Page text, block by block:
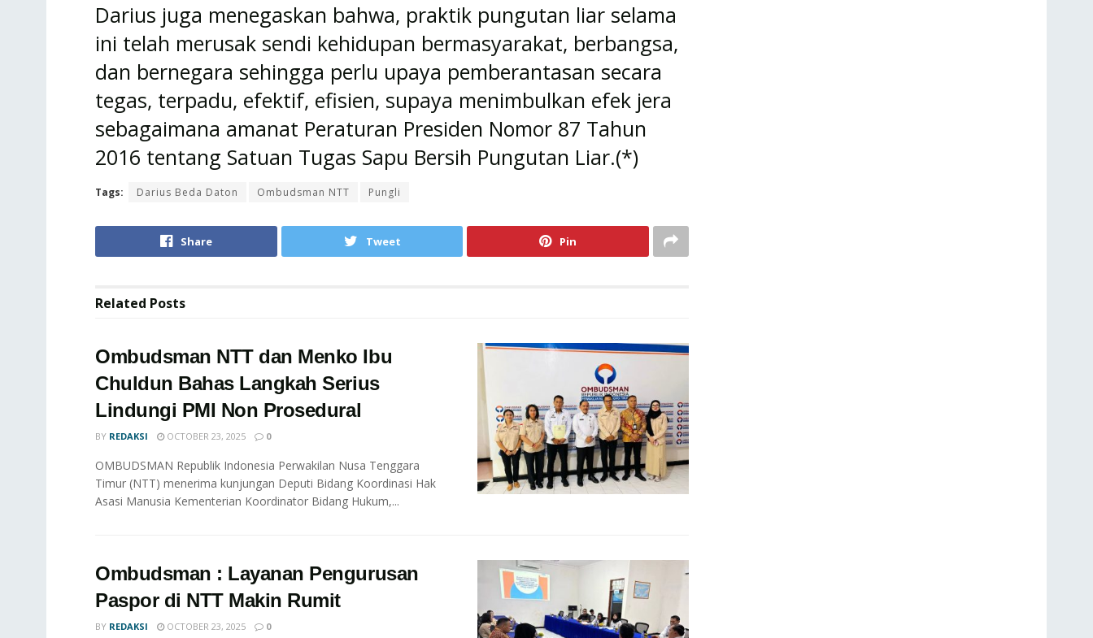
Darius juga menegaskan bahwa, praktik pungutan liar selama
ini telah merusak sendi kehidupan bermasyarakat, berbangsa,
dan bernegara sehingga perlu upaya pemberantasan secara
tegas, terpadu, efektif, efisien, supaya menimbulkan efek jera
sebagaimana amanat Peraturan Presiden Nomor 87 Tahun
2016 tentang Satuan Tugas Sapu Bersih Pungutan Liar.(*)
Tags: Darius Beda Daton Ombudsman NTT Pungli
Share Tweet Pin
Related Posts
Ombudsman NTT dan Menko Ibu
Chuldun Bahas Langkah Serius
Lindungi PMI Non Prosedural
BY REDAKSI OCTOBER 23, 2025 0
OMBUDSMAN Republik Indonesia Perwakilan Nusa Tenggara
Timur (NTT) menerima kunjungan Deputi Bidang Koordinasi Hak
Asasi Manusia Kementerian Koordinator Bidang Hukum,...
Ombudsman : Layanan Pengurusan
Paspor di NTT Makin Rumit
BY REDAKSI OCTOBER 23, 2025 0